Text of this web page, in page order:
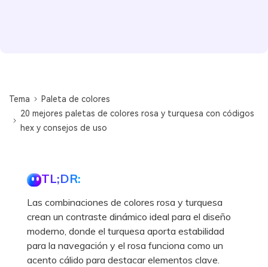
Tema
Paleta de colores
20 mejores paletas de colores rosa y turquesa con códigos
hex y consejos de uso
TL;DR:
Las combinaciones de colores rosa y turquesa
crean un contraste dinámico ideal para el diseño
moderno, donde el turquesa aporta estabilidad
para la navegación y el rosa funciona como un
acento cálido para destacar elementos clave.